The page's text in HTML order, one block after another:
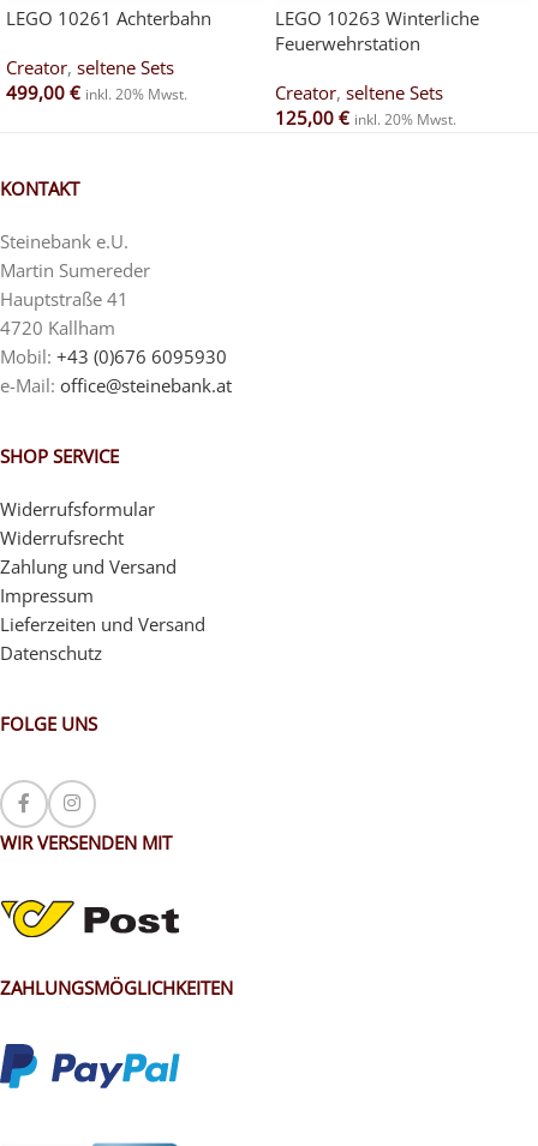
LEGO 10261 Achterbahn
Creator, seltene Sets
499,00 € inkl. 20% Mwst.
LEGO 10263 Winterliche
Feuerwehrstation
Creator, seltene Sets
125,00 € inkl. 20% Mwst.
KONTAKT
Steinebank e.U.
Martin Sumereder
Hauptstraße 41
4720 Kallham
Mobil: +43 (0)676 6095930
e-Mail: office@steinebank.at
SHOP SERVICE
Widerrufsformular
Widerrufsrecht
Zahlung und Versand
Impressum
Lieferzeiten und Versand
Datenschutz
FOLGE UNS
WIR VERSENDEN MIT
ZAHLUNGSMÖGLICHKEITEN